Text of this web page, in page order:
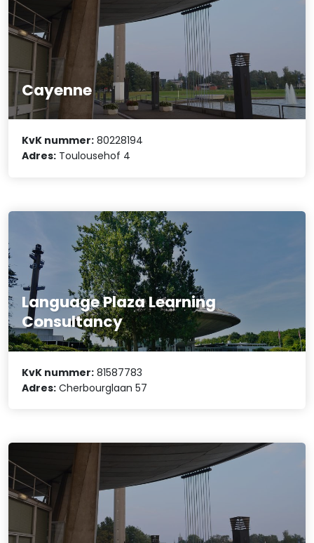
Cayenne
KvK nummer: 80228194
Adres: Toulousehof 4
Language Plaza Learning
Consultancy
KvK nummer: 81587783
Adres: Cherbourglaan 57